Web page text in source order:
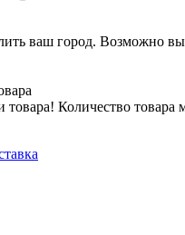
ваш город. Возможно вы
товара! Количество товара